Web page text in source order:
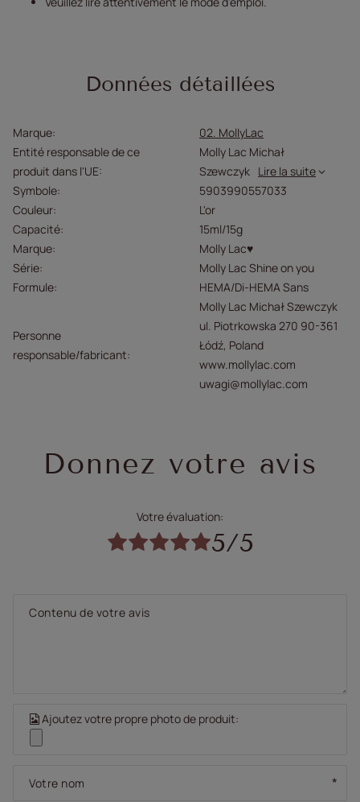
Données détaillées
Marque
02. MollyLac
Entité responsable de ce
produit dans l'UE
Molly Lac Michał
Szewczyk Lire la suite
Symbole
5903990557033
Couleur
L'or
Capacité
15ml/15g
Marque
Molly Lac♥
Série
Molly Lac Shine on you
Formule
HEMA/Di-HEMA Sans
Personne
responsable/fabricant
Molly Lac Michał Szewczyk
ul. Piotrkowska 270 90-361
Łódź, Poland
www.mollylac.com
uwagi@mollylac.com
Donnez votre avis
Votre évaluation:
5/5
Contenu de votre avis
Ajoutez votre propre photo de produit:
Votre nom